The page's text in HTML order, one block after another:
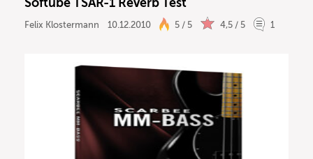
Softube TSAR-1 Reverb Test
Felix Klostermann 10.12.2010 5 / 5 4,5 / 5 1